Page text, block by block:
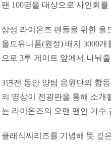
팬 100명을 대상으로 사인회를
삼성 라이온즈 팬들을 위한 올
올드유니폼(원정) 배지 3000
으로 3루 게이트 앞에서 나눠
3연전 동안 양팀 응원단의 합
의 영상이 전광판을 통해 소개
는 라이온즈의 오랜 팬인 가수
클래식씨리즈를 기념해 뜻 깊